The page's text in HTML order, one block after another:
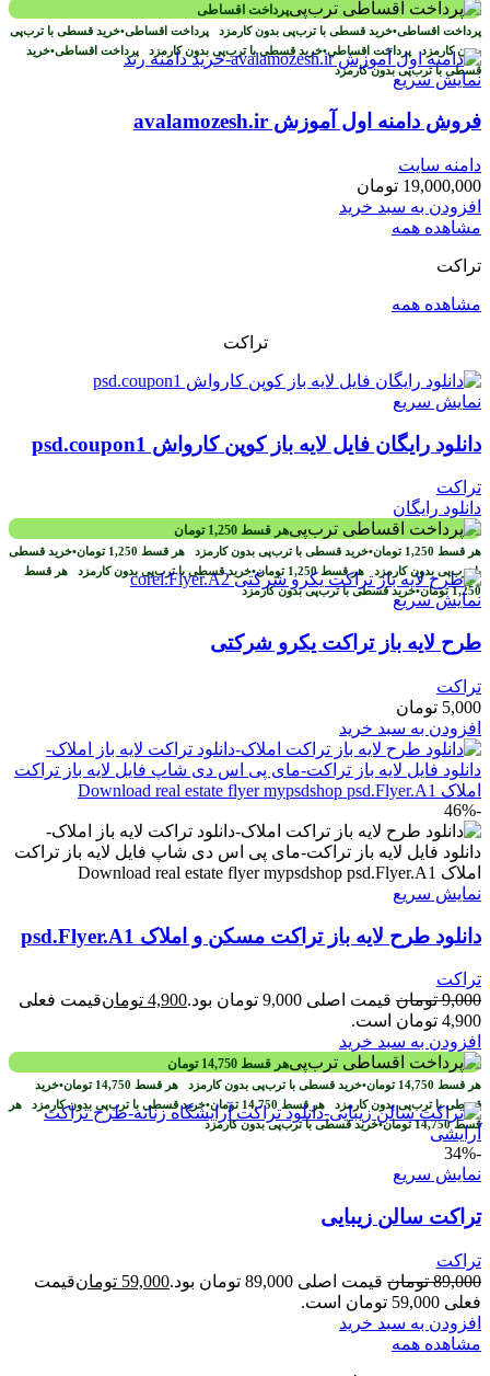
پرداخت اقساطی
پرداخت اقساطی•خرید قسطی با ترب‌پی بدون کارمزد پرداخت اقساطی•خرید قسطی با ترب‌پی
بدون کارمزد پرداخت اقساطی•خرید قسطی با ترب‌پی بدون کارمزد پرداخت اقساطی•خرید
قسطی با ترب‌پی بدون کارمزد
نمایش سریع
فروش دامنه اول آموزش avalamozesh.ir
دامنه سایت
19,000,000 تومان
افزودن به سبد خرید
مشاهده همه
تراکت
مشاهده همه
تراکت
نمایش سریع
دانلود رایگان فایل لایه باز کوپن کارواش psd.coupon1
تراکت
دانلود رایگان
هر قسط 1,250 تومان
هر قسط 1,250 تومان•خرید قسطی با ترب‌پی بدون کارمزد هر قسط 1,250 تومان•خرید قسطی
با ترب‌پی بدون کارمزد هر قسط1,250 تومان•خرید قسطی با ترب‌پی بدون کارمزد هر قسط
1,250 تومان•خرید قسطی با ترب‌پی بدون کارمزدنمایش سریع
طرح لايه باز تراکت یکرو شرکتی
تراکت
5,000 تومان
افزودن به سبد خرید
-46%
نمایش سریع
دانلود طرح لايه باز تراکت مسکن و املاک psd.Flyer.A1
تراکت
9,000 تومان قیمت اصلی 9,000 تومان بود. 4,900 تومانقیمت فعلی
4,900 تومان است.
افزودن به سبد خرید
هر قسط 14,750 تومان
هر قسط 14,750 تومان•خرید قسطی با ترب‌پی بدون کارمزد هر قسط 14,750 تومان•خرید
قسطی با ترب‌پی بدون کارمزد هر قسط 14,750 تومان•خرید قسطی با ترب‌پی بدون کارمزد هر
قسط14,750 تومان•خرید قسطی با ترب‌پی بدون کارمزد
-34%
نمایش سریع
تراکت سالن زیبایی
تراکت
89,000 تومان قیمت اصلی 89,000 تومان بود. 59,000 تومانقیمت
فعلی 59,000 تومان است.
افزودن به سبد خرید
مشاهده همه